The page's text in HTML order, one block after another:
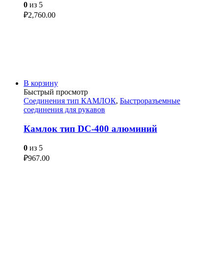
0 из 5
₽2,760.00
В корзину
Быстрый просмотр
Соединения тип КАМЛОК, Быстроразъемные
соединения для рукавов
Камлок тип DC-400 алюминий
0 из 5
₽967.00